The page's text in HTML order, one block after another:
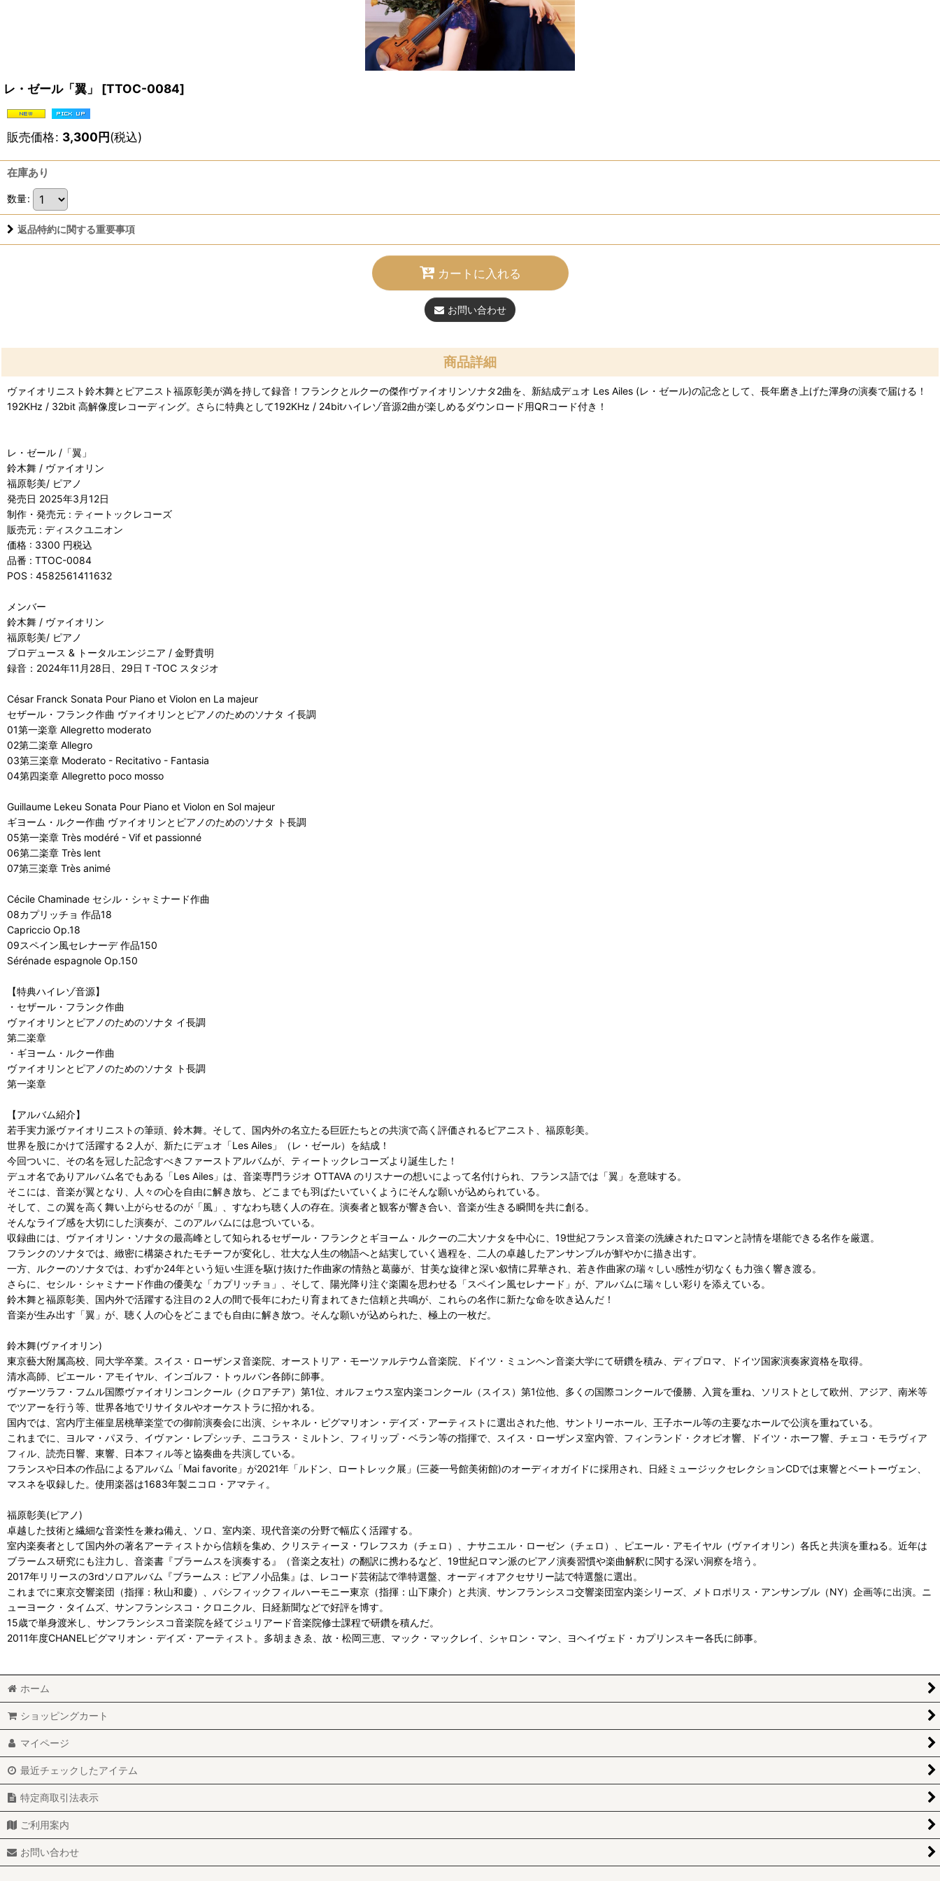
レ・ゼール「翼」 [TTOC-0084]
販売価格: 3,300円(税込)
在庫あり
数量:
返品特約に関する重要事項
カートに入れる
お問い合わせ
商品詳細
ヴァイオリニスト鈴木舞とピアニスト福原彰美が満を持して録音！フランクとルクーの傑作ヴァイオリンソナタ2曲を、新結成デュオ Les Ailes (レ・ゼール)の記念として、長年磨き上げた渾身の演奏で届ける！
192KHz / 32bit 高解像度レコーディング。さらに特典として192KHz / 24bitハイレゾ音源2曲が楽しめるダウンロード用QRコード付き！
レ・ゼール /「翼」
鈴木舞 / ヴァイオリン
福原彰美/ ピアノ
発売日 2025年3月12日
制作・発売元 : ティートックレコーズ
販売元 : ディスクユニオン
価格 : 3300 円税込
品番 : TTOC-0084
POS : 4582561411632
メンバー
鈴木舞 / ヴァイオリン
福原彰美/ ピアノ
プロデュース & トータルエンジニア / 金野貴明
録音：2024年11月28日、29日Ｔ-TOC スタジオ
César Franck Sonata Pour Piano et Violon en La majeur
セザール・フランク作曲 ヴァイオリンとピアノのためのソナタ イ長調
01第一楽章 Allegretto moderato
02第二楽章 Allegro
03第三楽章 Moderato - Recitativo - Fantasia
04第四楽章 Allegretto poco mosso
Guillaume Lekeu Sonata Pour Piano et Violon en Sol majeur
ギヨーム・ルクー作曲 ヴァイオリンとピアノのためのソナタ ト長調
05第一楽章 Très modéré - Vif et passionné
06第二楽章 Très lent
07第三楽章 Très animé
Cécile Chaminade セシル・シャミナード作曲
08カプリッチョ 作品18
Capriccio Op.18
09スペイン風セレナーデ 作品150
Sérénade espagnole Op.150
【特典ハイレゾ音源】
・セザール・フランク作曲
ヴァイオリンとピアノのためのソナタ イ長調
第二楽章
・ギヨーム・ルクー作曲
ヴァイオリンとピアノのためのソナタ ト長調
第一楽章
【アルバム紹介】
若手実力派ヴァイオリニストの筆頭、鈴木舞。そして、国内外の名立たる巨匠たちとの共演で高く評価されるピアニスト、福原彰美。
世界を股にかけて活躍する２人が、新たにデュオ「Les Ailes」（レ・ゼール）を結成！
今回ついに、その名を冠した記念すべきファーストアルバムが、ティートックレコーズより誕生した！
デュオ名でありアルバム名でもある「Les Ailes」は、音楽専門ラジオ OTTAVA のリスナーの想いによって名付けられ、フランス語では「翼」を意味する。
そこには、音楽が翼となり、人々の心を自由に解き放ち、どこまでも羽ばたいていくようにそんな願いが込められている。
そして、この翼を高く舞い上がらせるのが「風」、すなわち聴く人の存在。演奏者と観客が響き合い、音楽が生きる瞬間を共に創る。
そんなライブ感を大切にした演奏が、このアルバムには息づいている。
収録曲には、ヴァイオリン・ソナタの最高峰として知られるセザール・フランクとギヨーム・ルクーの二大ソナタを中心に、19世紀フランス音楽の洗練されたロマンと詩情を堪能できる名作を厳選。
フランクのソナタでは、緻密に構築されたモチーフが変化し、壮大な人生の物語へと結実していく過程を、二人の卓越したアンサンブルが鮮やかに描き出す。
一方、ルクーのソナタでは、わずか24年という短い生涯を駆け抜けた作曲家の情熱と葛藤が、甘美な旋律と深い叙情に昇華され、若き作曲家の瑞々しい感性が切なくも力強く響き渡る。
さらに、セシル・シャミナード作曲の優美な「カプリッチョ」、そして、陽光降り注ぐ楽園を思わせる「スペイン風セレナード」が、アルバムに瑞々しい彩りを添えている。
鈴木舞と福原彰美、国内外で活躍する注目の２人の間で長年にわたり育まれてきた信頼と共鳴が、これらの名作に新たな命を吹き込んだ！
音楽が生み出す「翼」が、聴く人の心をどこまでも自由に解き放つ。そんな願いが込められた、極上の一枚だ。
鈴木舞(ヴァイオリン)
東京藝大附属高校、同大学卒業。スイス・ローザンヌ音楽院、オーストリア・モーツァルテウム音楽院、ドイツ・ミュンヘン音楽大学にて研鑽を積み、ディプロマ、ドイツ国家演奏家資格を取得。
清水高師、ピエール・アモイヤル、インゴルフ・トゥルバン各師に師事。
ヴァーツラフ・フムル国際ヴァイオリンコンクール（クロアチア）第1位、オルフェウス室内楽コンクール（スイス）第1位他、多くの国際コンクールで優勝、入賞を重ね、ソリストとして欧州、アジア、南米等
でツアーを行う等、世界各地でリサイタルやオーケストラに招かれる。
国内では、宮内庁主催皇居桃華楽堂での御前演奏会に出演、シャネル・ピグマリオン・デイズ・アーティストに選出された他、サントリーホール、王子ホール等の主要なホールで公演を重ねている。
これまでに、ヨルマ・パヌラ、イヴァン・レプシッチ、ニコラス・ミルトン、フィリップ・ベラン等の指揮で、スイス・ローザンヌ室内管、フィンランド・クオピオ響、ドイツ・ホーフ響、チェコ・モラヴィア
フィル、読売日響、東響、日本フィル等と協奏曲を共演している。
フランスや日本の作品によるアルバム「Mai favorite」が2021年「ルドン、ロートレック展」(三菱一号館美術館)のオーディオガイドに採用され、日経ミュージックセレクションCDでは東響とベートーヴェン、
マスネを収録した。使用楽器は1683年製ニコロ・アマティ。
福原彰美(ピアノ)
卓越した技術と繊細な音楽性を兼ね備え、ソロ、室内楽、現代音楽の分野で幅広く活躍する。
室内楽奏者として国内外の著名アーティストから信頼を集め、クリスティーヌ・ワレフスカ（チェロ）、ナサニエル・ローゼン（チェロ）、ピエール・アモイヤル（ヴァイオリン）各氏と共演を重ねる。近年は
ブラームス研究にも注力し、音楽書『ブラームスを演奏する』（音楽之友社）の翻訳に携わるなど、19世紀ロマン派のピアノ演奏習慣や楽曲解釈に関する深い洞察を培う。
2017年リリースの3rdソロアルバム『ブラームス：ピアノ小品集』は、レコード芸術誌で準特選盤、オーディオアクセサリー誌で特選盤に選出。
これまでに東京交響楽団（指揮：秋山和慶）、パシフィックフィルハーモニー東京（指揮：山下康介）と共演、サンフランシスコ交響楽団室内楽シリーズ、メトロポリス・アンサンブル（NY）企画等に出演。ニ
ューヨーク・タイムズ、サンフランシスコ・クロニクル、日経新聞などで好評を博す。
15歳で単身渡米し、サンフランシスコ音楽院を経てジュリアード音楽院修士課程で研鑽を積んだ。
2011年度CHANELピグマリオン・デイズ・アーティスト。多胡まきゑ、故・松岡三恵、マック・マックレイ、シャロン・マン、ヨヘイヴェド・カプリンスキー各氏に師事。
ホーム
ショッピングカート
マイページ
最近チェックしたアイテム
特定商取引法表示
ご利用案内
お問い合わせ